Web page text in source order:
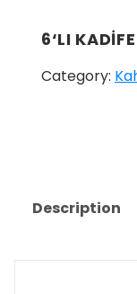
6‘LI
Category:
Description